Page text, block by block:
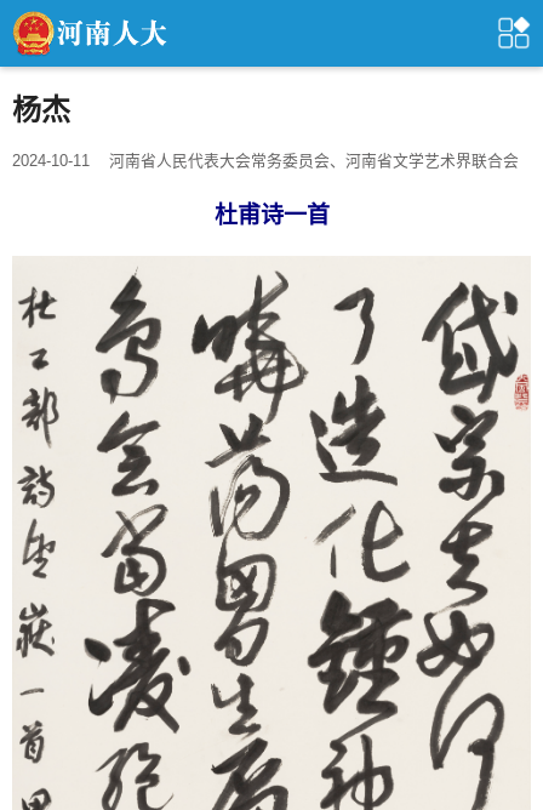
杨杰
2024-10-11 河南省人民代表大会常务委员会、河南省文学艺术界联合会
杜甫诗一首